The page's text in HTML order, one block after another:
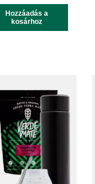
Hozzáadás a
kosárhoz